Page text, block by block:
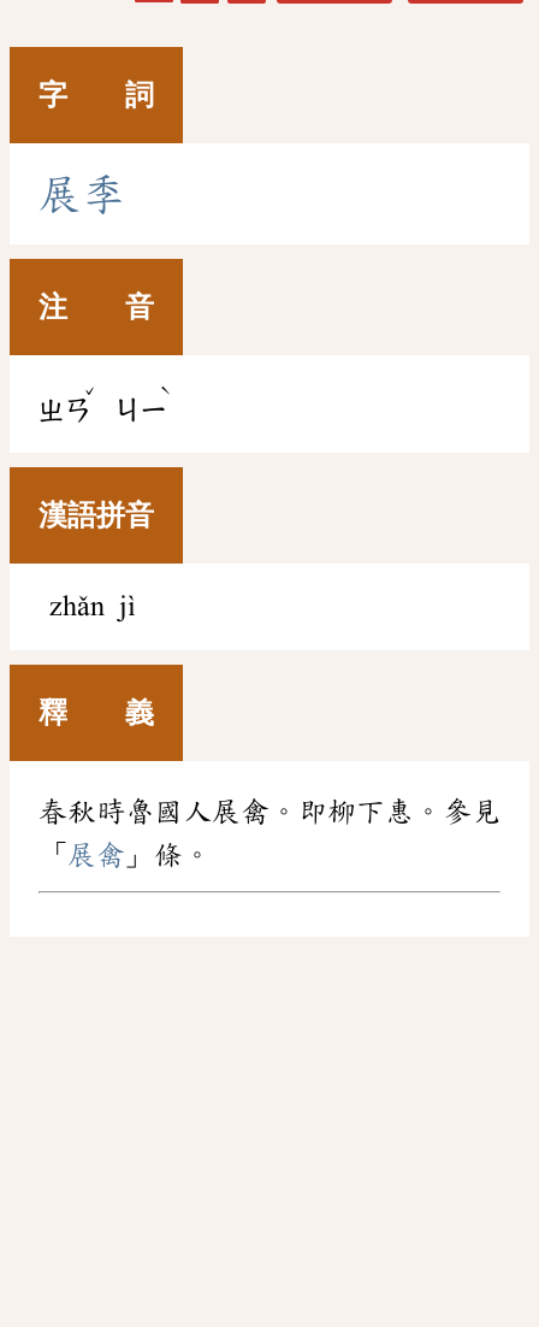
字 詞
展 季
注 音
ㄓㄢ
ˇ
ㄐㄧ
ˋ
漢語拼音
zhǎn jì
釋 義
春秋時魯國人展禽。即柳下惠。參見
「 展禽 」條。